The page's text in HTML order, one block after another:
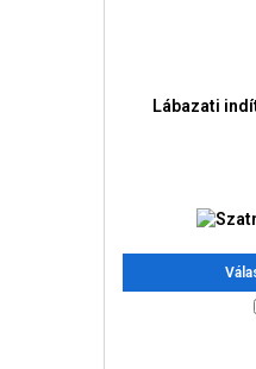
Lábazati